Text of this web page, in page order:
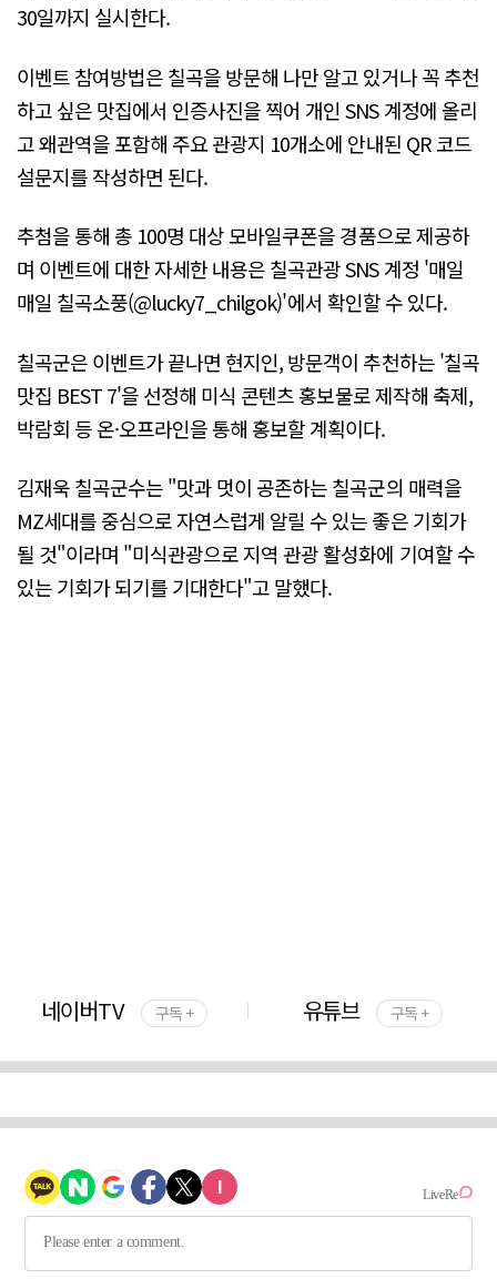
30일까지 실시한다.
이벤트 참여방법은 칠곡을 방문해 나만 알고 있거나 꼭 추천
하고 싶은 맛집에서 인증사진을 찍어 개인 SNS 계정에 올리
고 왜관역을 포함해 주요 관광지 10개소에 안내된 QR 코드
설문지를 작성하면 된다.
추첨을 통해 총 100명 대상 모바일쿠폰을 경품으로 제공하
며 이벤트에 대한 자세한 내용은 칠곡관광 SNS 계정 '매일
매일 칠곡소풍(@lucky7_chilgok)'에서 확인할 수 있다.
칠곡군은 이벤트가 끝나면 현지인, 방문객이 추천하는 '칠곡
맛집 BEST 7'을 선정해 미식 콘텐츠 홍보물로 제작해 축제,
박람회 등 온·오프라인을 통해 홍보할 계획이다.
김재욱 칠곡군수는 "맛과 멋이 공존하는 칠곡군의 매력을
MZ세대를 중심으로 자연스럽게 알릴 수 있는 좋은 기회가
될 것"이라며 "미식관광으로 지역 관광 활성화에 기여할 수
있는 기회가 되기를 기대한다"고 말했다.
네이버TV 구독 + 유튜브 구독 +